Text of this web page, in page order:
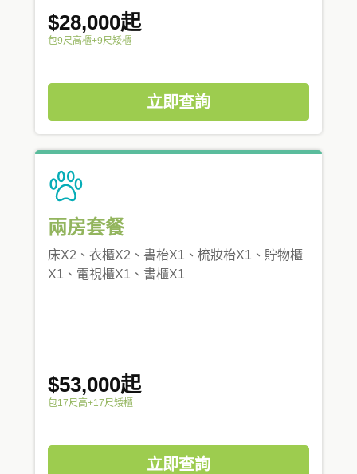
$28,000起
包9尺高櫃+9尺矮櫃
立即查詢
兩房套餐
床X2、衣櫃X2、書枱X1、梳妝枱X1、貯物櫃
X1、電視櫃X1、書櫃X1
$53,000起
包17尺高+17尺矮櫃
立即查詢